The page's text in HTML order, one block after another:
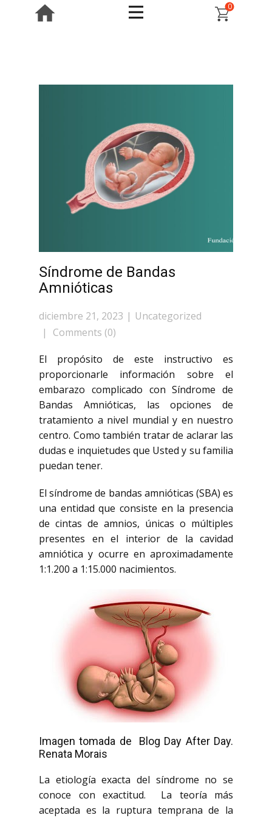
0
Síndrome de Bandas
Amnióticas
diciembre 21, 2023
Uncategorized
Comments (0)
El propósito de este instructivo es
proporcionarle información sobre el
embarazo complicado con Síndrome de
Bandas Amnióticas, las opciones de
tratamiento a nivel mundial y en nuestro
centro. Como también tratar de aclarar las
dudas e inquietudes que Usted y su familia
puedan tener.
El síndrome de bandas amnióticas (SBA) es
una entidad que consiste en la presencia
de cintas de amnios, únicas o múltiples
presentes en el interior de la cavidad
amniótica y ocurre en aproximadamente
1:1.200 a 1:15.000 nacimientos.
Imagen tomada de Blog Day After Day.
Renata Morais
La etiología exacta del síndrome no se
conoce con exactitud. La teoría más
aceptada es la ruptura temprana de la